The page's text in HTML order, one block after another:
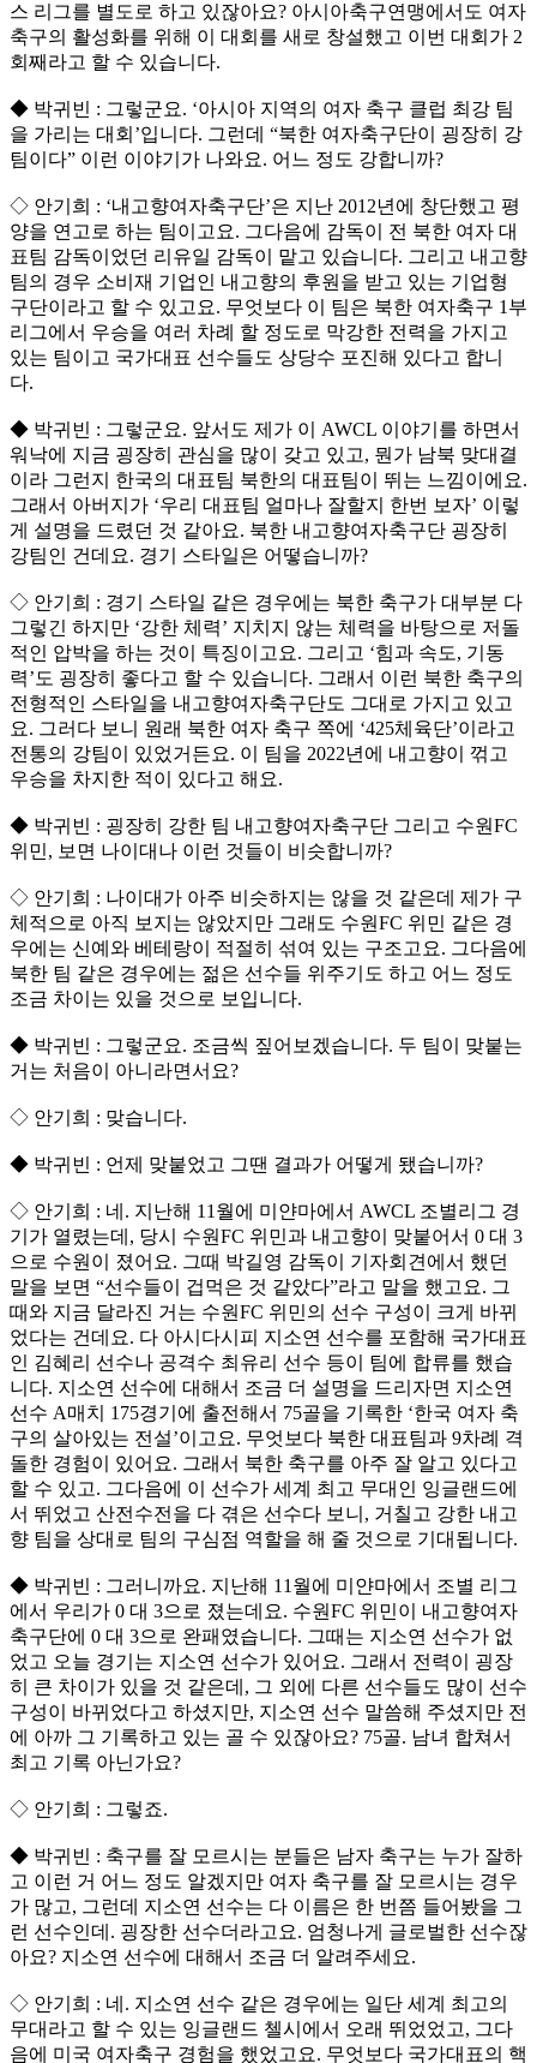
스 리그를 별도로 하고 있잖아요? 아시아축구연맹에서도 여자
축구의 활성화를 위해 이 대회를 새로 창설했고 이번 대회가 2
회째라고 할 수 있습니다.
◆ 박귀빈 : 그렇군요. ‘아시아 지역의 여자 축구 클럽 최강 팀
을 가리는 대회’입니다. 그런데 “북한 여자축구단이 굉장히 강
팀이다” 이런 이야기가 나와요. 어느 정도 강합니까?
◇ 안기희 : ‘내고향여자축구단’은 지난 2012년에 창단했고 평
양을 연고로 하는 팀이고요. 그다음에 감독이 전 북한 여자 대
표팀 감독이었던 리유일 감독이 맡고 있습니다. 그리고 내고향
팀의 경우 소비재 기업인 내고향의 후원을 받고 있는 기업형
구단이라고 할 수 있고요. 무엇보다 이 팀은 북한 여자축구 1부
리그에서 우승을 여러 차례 할 정도로 막강한 전력을 가지고
있는 팀이고 국가대표 선수들도 상당수 포진해 있다고 합니
다.
◆ 박귀빈 : 그렇군요. 앞서도 제가 이 AWCL 이야기를 하면서
워낙에 지금 굉장히 관심을 많이 갖고 있고, 뭔가 남북 맞대결
이라 그런지 한국의 대표팀 북한의 대표팀이 뛰는 느낌이에요.
그래서 아버지가 ‘우리 대표팀 얼마나 잘할지 한번 보자’ 이렇
게 설명을 드렸던 것 같아요. 북한 내고향여자축구단 굉장히
강팀인 건데요. 경기 스타일은 어떻습니까?
◇ 안기희 : 경기 스타일 같은 경우에는 북한 축구가 대부분 다
그렇긴 하지만 ‘강한 체력’ 지치지 않는 체력을 바탕으로 저돌
적인 압박을 하는 것이 특징이고요. 그리고 ‘힘과 속도, 기동
력’도 굉장히 좋다고 할 수 있습니다. 그래서 이런 북한 축구의
전형적인 스타일을 내고향여자축구단도 그대로 가지고 있고
요. 그러다 보니 원래 북한 여자 축구 쪽에 ‘425체육단’이라고
전통의 강팀이 있었거든요. 이 팀을 2022년에 내고향이 꺾고
우승을 차지한 적이 있다고 해요.
◆ 박귀빈 : 굉장히 강한 팀 내고향여자축구단 그리고 수원FC
위민, 보면 나이대나 이런 것들이 비슷합니까?
◇ 안기희 : 나이대가 아주 비슷하지는 않을 것 같은데 제가 구
체적으로 아직 보지는 않았지만 그래도 수원FC 위민 같은 경
우에는 신예와 베테랑이 적절히 섞여 있는 구조고요. 그다음에
북한 팀 같은 경우에는 젊은 선수들 위주기도 하고 어느 정도
조금 차이는 있을 것으로 보입니다.
◆ 박귀빈 : 그렇군요. 조금씩 짚어보겠습니다. 두 팀이 맞붙는
거는 처음이 아니라면서요?
◇ 안기희 : 맞습니다.
◆ 박귀빈 : 언제 맞붙었고 그땐 결과가 어떻게 됐습니까?
◇ 안기희 : 네. 지난해 11월에 미얀마에서 AWCL 조별리그 경
기가 열렸는데, 당시 수원FC 위민과 내고향이 맞붙어서 0 대 3
으로 수원이 졌어요. 그때 박길영 감독이 기자회견에서 했던
말을 보면 “선수들이 겁먹은 것 같았다”라고 말을 했고요. 그
때와 지금 달라진 거는 수원FC 위민의 선수 구성이 크게 바뀌
었다는 건데요. 다 아시다시피 지소연 선수를 포함해 국가대표
인 김혜리 선수나 공격수 최유리 선수 등이 팀에 합류를 했습
니다. 지소연 선수에 대해서 조금 더 설명을 드리자면 지소연
선수 A매치 175경기에 출전해서 75골을 기록한 ‘한국 여자 축
구의 살아있는 전설’이고요. 무엇보다 북한 대표팀과 9차례 격
돌한 경험이 있어요. 그래서 북한 축구를 아주 잘 알고 있다고
할 수 있고. 그다음에 이 선수가 세계 최고 무대인 잉글랜드에
서 뛰었고 산전수전을 다 겪은 선수다 보니, 거칠고 강한 내고
향 팀을 상대로 팀의 구심점 역할을 해 줄 것으로 기대됩니다.
◆ 박귀빈 : 그러니까요. 지난해 11월에 미얀마에서 조별 리그
에서 우리가 0 대 3으로 졌는데요. 수원FC 위민이 내고향여자
축구단에 0 대 3으로 완패였습니다. 그때는 지소연 선수가 없
었고 오늘 경기는 지소연 선수가 있어요. 그래서 전력이 굉장
히 큰 차이가 있을 것 같은데, 그 외에 다른 선수들도 많이 선수
구성이 바뀌었다고 하셨지만, 지소연 선수 말씀해 주셨지만 전
에 아까 그 기록하고 있는 골 수 있잖아요? 75골. 남녀 합쳐서
최고 기록 아닌가요?
◇ 안기희 : 그렇죠.
◆ 박귀빈 : 축구를 잘 모르시는 분들은 남자 축구는 누가 잘하
고 이런 거 어느 정도 알겠지만 여자 축구를 잘 모르시는 경우
가 많고, 그런데 지소연 선수는 다 이름은 한 번쯤 들어봤을 그
런 선수인데. 굉장한 선수더라고요. 엄청나게 글로벌한 선수잖
아요? 지소연 선수에 대해서 조금 더 알려주세요.
◇ 안기희 : 네. 지소연 선수 같은 경우에는 일단 세계 최고의
무대라고 할 수 있는 잉글랜드 첼시에서 오래 뛰었었고, 그다
음에 미국 여자축구 경험을 했었고요. 무엇보다 국가대표의 핵